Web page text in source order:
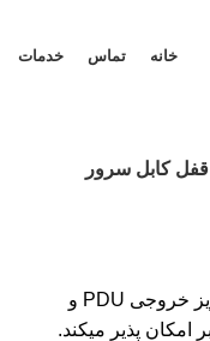
خانه تماس خدمات
قفل کابل سرور
نصب مطمئن کابل های سرور را در پریز خروجی PDU و
امکان پذیر میکند.